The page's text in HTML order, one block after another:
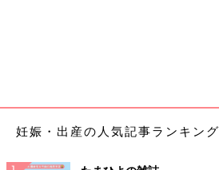
妊娠・出産の人気記事ランキング